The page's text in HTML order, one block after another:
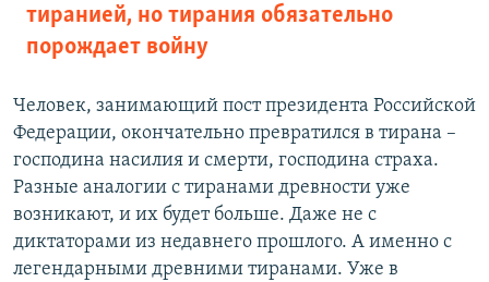
тиранией, но тирания обязательно
порождает войну
Человек, занимающий пост президента Российской
Федерации, окончательно превратился в тирана –
господина насилия и смерти, господина страха.
Разные аналогии с тиранами древности уже
возникают, и их будет больше. Даже не с
диктаторами из недавнего прошлого. А именно с
легендарными древними тиранами. Уже в